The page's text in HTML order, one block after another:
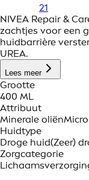
21
NIVEA Repair &
zachtjes voor een
huidbarrière
UREA.
Lees meer
Grootte
400 ML
Attribuut
Minerale oliën
Huidtype
Droge huid(Zeer)
Zorgcategorie